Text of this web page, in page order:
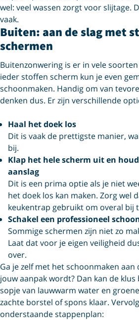
wel: veel wassen zorgt voor slijtage.
vaak.
Buiten: aan de slag met
schermen
Buitenzonwering is er in vele
ieder stoffen scherm kun je even
schoonmaken. Handig om van
denken dus. Er zijn verschillende
Haal het doek los
Dit is vaak de prettigste manier,
bij.
Klap het hele scherm uit en
aanslag
Dit is een prima optie als je niet
het doek los kan maken. Zorg wel
keukentrap gebruikt om overal bij
Schakel een professioneel
Sommige schermen zijn niet zo
Laat dat voor je eigen veiligheid
over.
Ga je zelf met het schoonmaken aan
jouw aanpak wordt? Dan kan de klus
sopje van lauwwarm water en
zachte borstel of spons klaar.
onderstaande stappenplan: